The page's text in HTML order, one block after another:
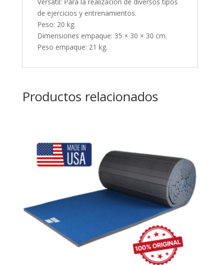
Versátil: Para la realización de diversos tipos
de ejercicios y entrenamientos.
Peso: 20 kg.
Dimensiones empaque: 35 × 30 × 30 cm.
Peso empaque: 21 kg.
Productos relacionados